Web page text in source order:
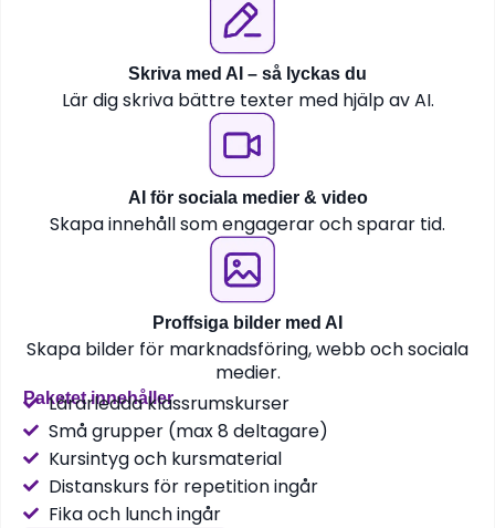
Skriva med AI – så lyckas du
Lär dig skriva bättre texter med hjälp av AI.
AI för sociala medier & video
Skapa innehåll som engagerar och sparar tid.
Proffsiga bilder med AI
Skapa bilder för marknadsföring, webb och sociala
medier.
Paketet innehåller
Lärarledda klassrumskurser
Små grupper (max 8 deltagare)
Kursintyg och kursmaterial
Distanskurs för repetition ingår
Fika och lunch ingår